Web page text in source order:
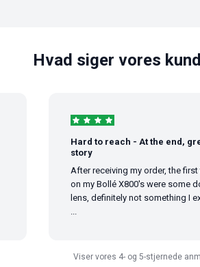
Hvad siger vores
Hard to reach - At the end,
story
After receiving my order, the first
on my Bollé X800's were some
lens, definitely not something I
Viser vores 4- og 5-stjernede